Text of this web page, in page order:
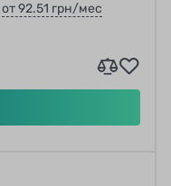
от 92.51 грн/мес